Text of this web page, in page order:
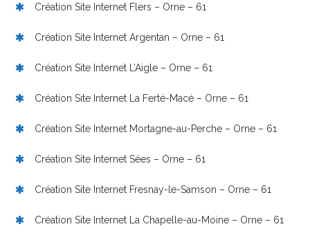
Création Site Internet Flers – Orne – 61
Création Site Internet Argentan – Orne – 61
Création Site Internet L’Aigle – Orne – 61
Création Site Internet La Ferté-Macé – Orne – 61
Création Site Internet Mortagne-au-Perche – Orne – 61
Création Site Internet Sées – Orne – 61
Création Site Internet Fresnay-le-Samson – Orne – 61
Création Site Internet La Chapelle-au-Moine – Orne – 61